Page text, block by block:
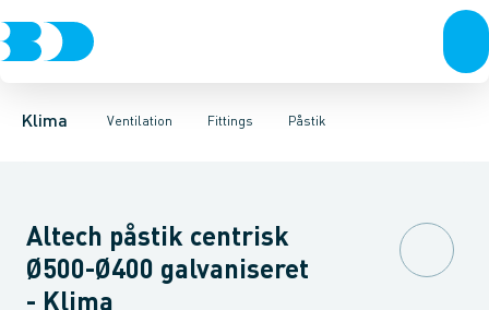
Klima Ventilation
Ventilation VarmepumperElKlimaværktøj
Fittings
Fittings RørSlangerSpjældLyddæmpereVentiler
Påstik
RørBøjninger 90gr.Bøjninger 60gr. Bøjninger 45gr.
Altech påstik centrisk
Ø500-Ø400 galvaniseret
- Klima